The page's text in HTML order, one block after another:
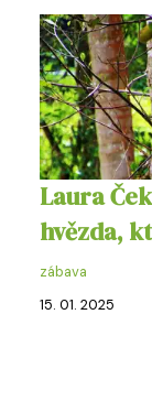
Laura
hvězda,
zábava
15. 01. 2025